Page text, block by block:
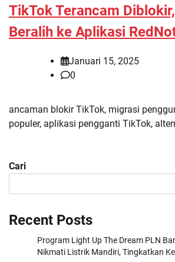
TikTok Terancam
Beralih ke Aplikasi
Januari 15, 2025
0
ancaman blokir TikTok, migrasi
populer, aplikasi pengganti TikTok,
Cari
Recent Posts
Program Light Up The Dream PLN
Nikmati Listrik Mandiri, Tingkatkan